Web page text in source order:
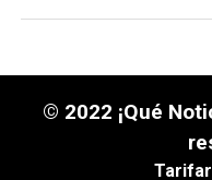
© 2022 ¡Qué